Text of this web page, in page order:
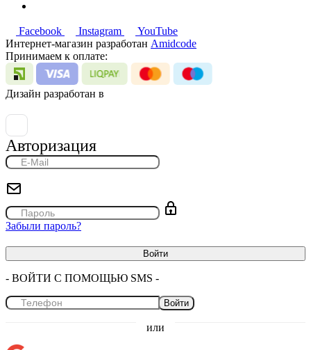
Facebook Instagram
YouTube
Интернет-магазин разработан Amidcode
Принимаем к оплате:
Дизайн разработан в
Авторизация
Забыли пароль?
- ВОЙТИ С ПОМОЩЬЮ SMS -
Войти
или